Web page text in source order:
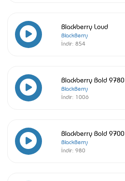
Blackberry Loud
BlackBerry
İndir: 854
Blackberry Bold 9780
BlackBerry
İndir: 1006
Blackberry Bold 9700
BlackBerry
İndir: 980